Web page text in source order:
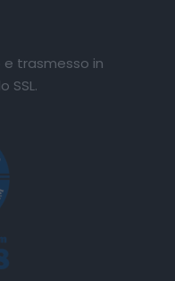
trasmesso in
SSL.